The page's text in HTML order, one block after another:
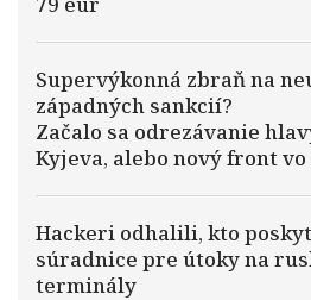
Supervýkonná zbraň na
západných sankcií?
Začalo sa odrezávanie
Kyjeva, alebo nový front
Hackeri odhalili, kto
súradnice pre útoky na
terminály